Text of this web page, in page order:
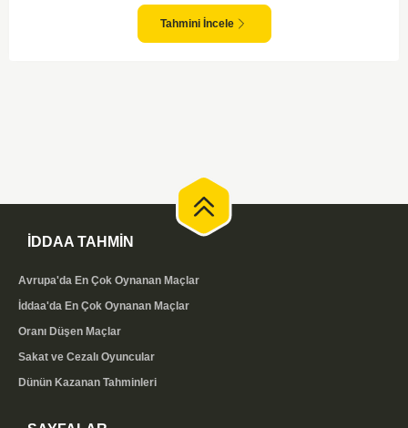
tecrübesi olmayan bir ekip. Ilves, deplasman maçlarında zaman zaman
zorluklar yaşayabilir ve bu, Rijeka karşısında daha defansif bir strateji
izlemelerine sebep olabilir. Maç sonucunda ev sahibi ekibin avantajlı
Tahmini İncele
İDDAA TAHMİN
Avrupa'da En Çok Oynanan Maçlar
İddaa'da En Çok Oynanan Maçlar
Oranı Düşen Maçlar
Sakat ve Cezalı Oyuncular
Dünün Kazanan Tahminleri